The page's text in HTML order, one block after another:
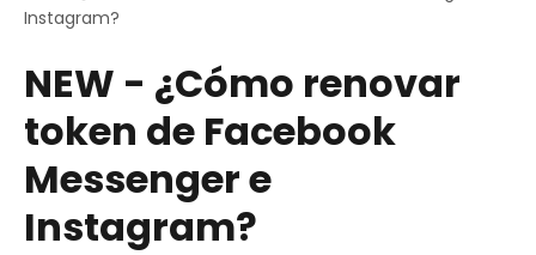
Instagram?
NEW - ¿Cómo renovar
token de Facebook
Messenger e
Instagram?